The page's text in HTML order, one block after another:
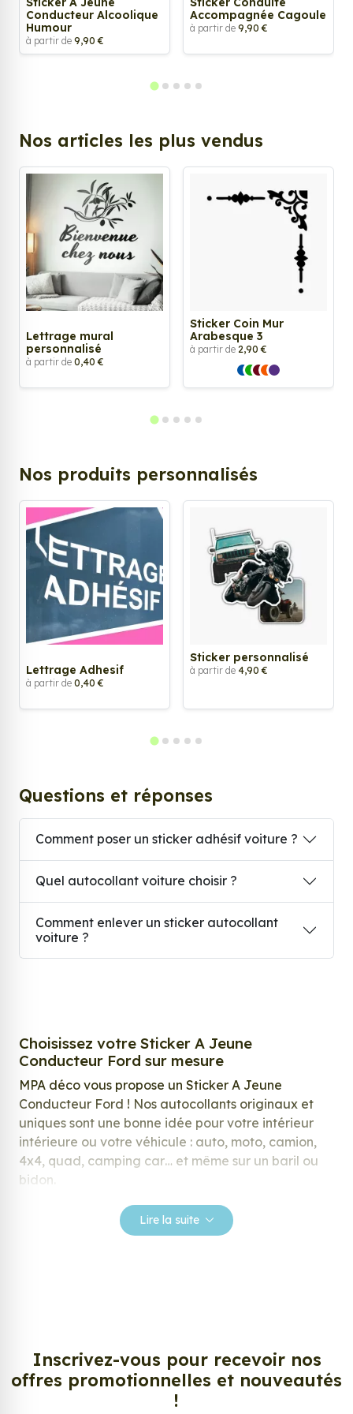
Conducteur Alcoolique
Humour
à partir de 9,90 €
Accompagnée Cagoule
à partir de 9,90 €
Nos articles les plus vendus
Lettrage mural
personnalisé
à partir de 0,40 €
Sticker Coin Mur
Arabesque 3
à partir de 2,90 €
Nos produits personnalisés
Lettrage Adhesif
à partir de 0,40 €
Sticker personnalisé
à partir de 4,90 €
Questions et réponses
Comment poser un sticker adhésif voiture ?
Quel autocollant voiture choisir ?
Comment enlever un sticker autocollant
voiture ?
Choisissez votre Sticker A Jeune
Conducteur Ford sur mesure
MPA déco vous propose un Sticker A Jeune
Conducteur Ford ! Nos autocollants originaux et
uniques sont une bonne idée pour votre intérieur
intérieure ou votre véhicule : auto, moto, camion,
4x4, quad, camping car… et même sur un baril ou
bidon.
Nos stickers sont spécialement conçus pour
répondre à vos attentes, laissez vous inspirer parmi
Conducteur Ford, aussi connus sous le nom
d’autocollant, d’adhésifs ou de vinyle, sont
tendances et très populaires pour décorer votre
Lire la suite
Inscrivez-vous pour recevoir nos
offres promotionnelles et nouveautés
!